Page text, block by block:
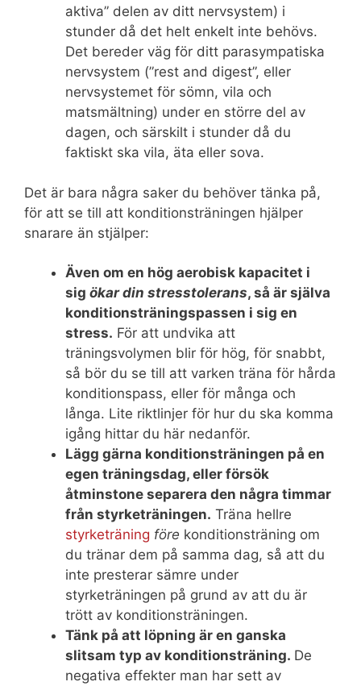
aktiva” delen av ditt nervsystem) i
stunder då det helt enkelt inte behövs.
Det bereder väg för ditt parasympatiska
nervsystem (”rest and digest”, eller
nervsystemet för sömn, vila och
matsmältning) under en större del av
dagen, och särskilt i stunder då du
faktiskt ska vila, äta eller sova.
Det är bara några saker du behöver tänka på,
för att se till att konditionsträningen hjälper
snarare än stjälper:
Även om en hög aerobisk kapacitet i
sig ökar din stresstolerans, så är själva
konditionsträningspassen i sig en
stress. För att undvika att
träningsvolymen blir för hög, för snabbt,
så bör du se till att varken träna för hårda
konditionspass, eller för många och
långa. Lite riktlinjer för hur du ska komma
igång hittar du här nedanför.
Lägg gärna konditionsträningen på en
egen träningsdag, eller försök
åtminstone separera den några timmar
från styrketräningen. Träna hellre
styrketräning före konditionsträning om
du tränar dem på samma dag, så att du
inte presterar sämre under
styrketräningen på grund av att du är
trött av konditionsträningen.
Tänk på att löpning är en ganska
slitsam typ av konditionsträning. De
negativa effekter man har sett av